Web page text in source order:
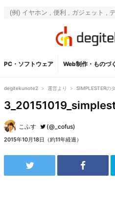
PC・ソフトウェア Web制作・ものづ
degitekunote2 > 運営より > SIMPLESTERの
こふす (@_cofus)
2015年10月18日（約11年経過）